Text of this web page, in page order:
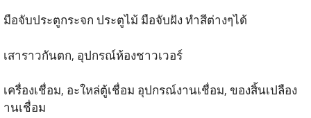
มือจับประตูกระจก ประตูไม้ มือจับฝัง ทำสีต่างๆได้
เสาราวกันตก, อุปกรณ์ห้องชาวเวอร์
เครื่องเชื่อม, อะใหล่ตู้เชื่อม อุปกรณ์งานเชื่อม, ของสิ้นเปลือง
านเชื่อม